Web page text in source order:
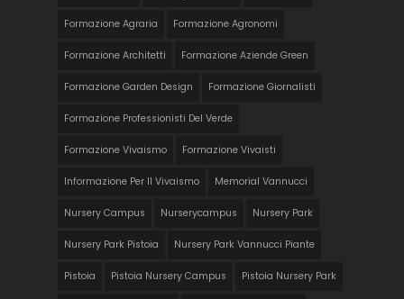
Formazione Agraria Formazione Agronomi
Formazione Architetti Formazione Aziende Green
Formazione Garden Design Formazione Giornalisti
Formazione Professionisti Del Verde
Formazione Vivaismo Formazione Vivaisti
Informazione Per Il Vivaismo Memorial Vannucci
Nursery Campus Nurserycampus Nursery Park
Nursery Park Pistoia Nursery Park Vannucci Piante
Pistoia Pistoia Nursery Campus Pistoia Nursery Park